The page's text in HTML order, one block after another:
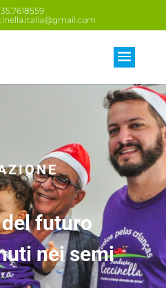
futuro
nei semi